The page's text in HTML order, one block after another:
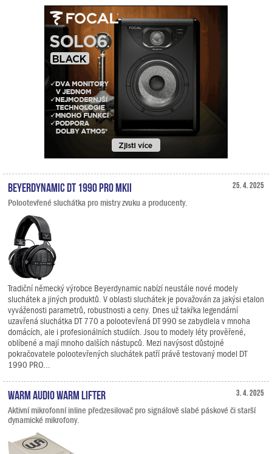
25. 4. 2025
Beyerdynamic DT 1990 PRO MKII
Polootevřené sluchátka pro mistry zvuku a producenty.
Tradiční německý výrobce Beyerdynamic nabízí neustále nové modely
sluchátek a jiných produktů. V oblasti sluchátek je považován za jakýsi etalon
vyváženosti parametrů, robustnosti a ceny. Dnes už takřka legendární
uzavřená sluchátka DT 770 a polootevřená DT 990 se zabydlela v mnoha
domácích, ale i profesionálních studiích. Jsou to modely léty prověřené,
oblíbené a mají mnoho dalších nástupců. Mezi navýsost důstojné
pokračovatele polootevřených sluchátek patří právě testovaný model DT
1990 PRO...
3. 4. 2025
Warm Audio Warm Lifter
Aktivní mikrofonní inline předzesilovač pro signálově slabé páskové či starší
dynamické mikrofony.